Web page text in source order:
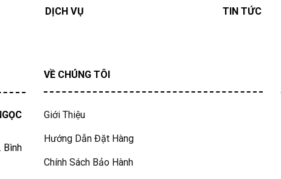
DỊCH VỤ TIN TỨC
Bình
VỀ CHÚNG TÔI
Giới Thiệu
Hướng Dẫn Đặt Hàng
Chính Sách Bảo Hành